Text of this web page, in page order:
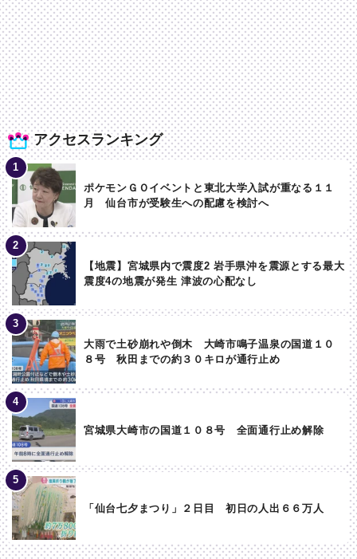
アクセスランキング
ポケモンＧＯイベントと東北大学入試が重なる１１
月 仙台市が受験生への配慮を検討へ
【地震】宮城県内で震度2 岩手県沖を震源とする最大
震度4の地震が発生 津波の心配なし
大雨で土砂崩れや倒木 大崎市鳴子温泉の国道１０
８号 秋田までの約３０キロが通行止め
宮城県大崎市の国道１０８号 全面通行止め解除
「仙台七夕まつり」２日目 初日の人出６６万人